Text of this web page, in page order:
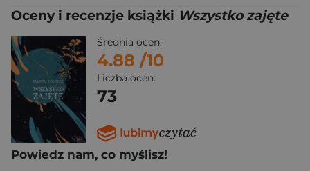
Oceny i recenzje książki Wszystko zajęte
Średnia ocen:
4.88 /10
Liczba ocen:
73
Powiedz nam, co myślisz!